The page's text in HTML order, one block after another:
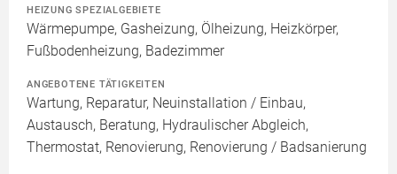
HEIZUNG SPEZIALGEBIETE
Wärmepumpe, Gasheizung, Ölheizung, Heizkörper,
Fußbodenheizung, Badezimmer
ANGEBOTENE TÄTIGKEITEN
Wartung, Reparatur, Neuinstallation / Einbau,
Austausch, Beratung, Hydraulischer Abgleich,
Thermostat, Renovierung, Renovierung / Badsanierung